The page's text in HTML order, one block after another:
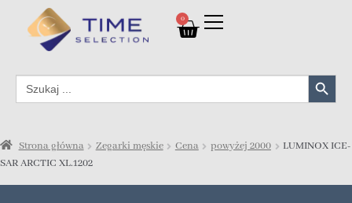
0
Search
for:
Search Button
Strona główna Zegarki męskie Cena powyżej 2000
LUMINOX ICE-
SAR ARCTIC XL.1202